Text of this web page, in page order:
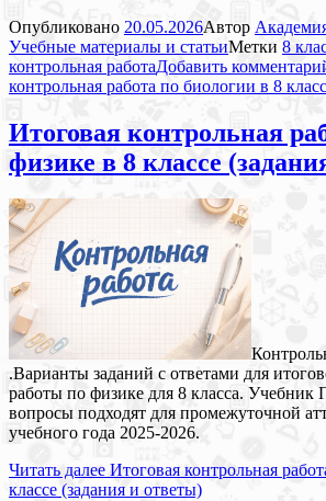
Опубликовано 20.05.2026Автор
Учебные материалы и статьиМетки 8
контрольная работаДобавить
контрольная работа по биологии в 8
Итоговая контрольная
физике в 8 классе
.Варианты заданий с ответами для
работы по физике для 8 класса.
вопросы подходят для промежуточной
учебного года 2025-2026.
Читать далее Итоговая контрольная
классе (задания и ответы)